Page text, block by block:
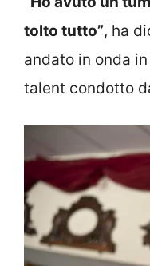
tolto tutto”, ha
andato in onda
talent condotto